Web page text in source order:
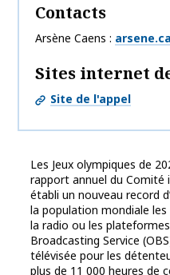
Contacts
Arsène Caens
Sites internet
Site de l'appel
Les Jeux olympiques de
rapport annuel du Comité
établi un nouveau record
la population mondiale
la radio ou les
Broadcasting Service
télévisée pour les
plus de 11 000 heures de